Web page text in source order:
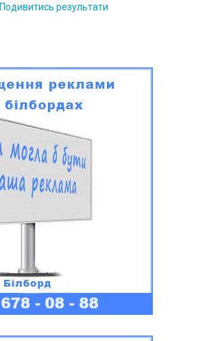
Подивитись результати